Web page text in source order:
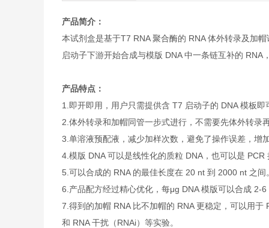
产品简介：
本试剂盒是基于T7 RNA 聚合酶的 RNA 体外转录及加
启动子下游开始合成与模版 DNA 中一条链互补的
产品特点：
1.即开即用，用户只需提供含 T7 启动子的 DNA 模板
2.体外转录和加帽同管一步式进行，不需要先体外转录
3.单溶液预配液，减少加样次数，避免了操作误差，增
4.模版 DNA 可以是线性化的质粒 DNA，也可以是 PCR
5.可以合成的 RNA 的最佳长度在 20 nt 到 2000 nt 之间
6.产品配方经过精心优化，每μg DNA 模版可以合成 2-6
7.得到的加帽 RNA 比不加帽的 RNA 更稳定，可以用
和 RNA 干扰（RNAi）等实验。